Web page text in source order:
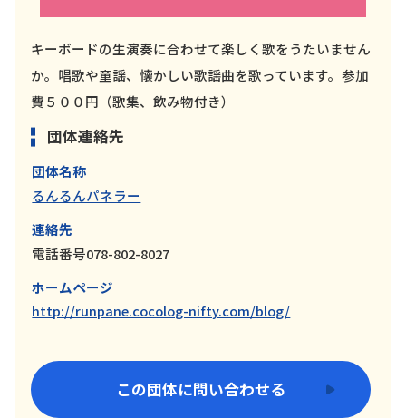
キーボードの生演奏に合わせて楽しく歌をうたいません
か。唱歌や童謡、懐かしい歌謡曲を歌っています。参加
費５００円（歌集、飲み物付き）
団体連絡先
団体名称
るんるんパネラー
連絡先
電話番号078-802-8027
ホームページ
http://runpane.cocolog-nifty.com/blog/
この団体に問い合わせる